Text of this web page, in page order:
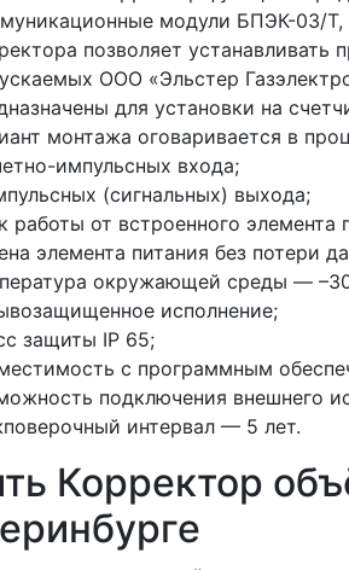
модули БПЭК-03/
позволяет устанавливать
ООО «Эльстер
для установки на
монтажа оговаривается в
импульсных входа;
(сигнальных) выхода;
работы от встроенного
элемента питания без потери
окружающей среды —
исполнение;
защиты IP 65;
с программным
подключения внешнего
интервал — 5 лет.
Корректор